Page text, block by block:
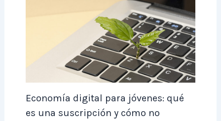
Economía digital para jóvenes: qué
es una suscripción y cómo no